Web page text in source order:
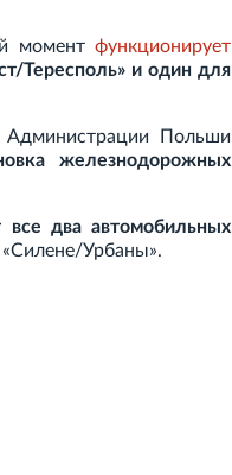
момент функционирует
Тересполь» и один для
Администрации Польши
железнодорожных
все два автомобильных
Урбаны».